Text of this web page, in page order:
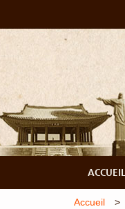
ACCUEIL
Accueil